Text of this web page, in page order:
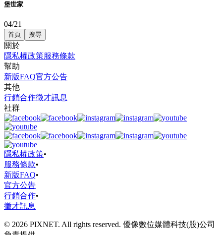
堡世家
04/21
首頁 搜尋
關於
隱私權政策服務條款
幫助
新版FAQ官方公告
其他
行銷合作徵才訊息
社群
隱私權政策•
服務條款•
新版FAQ•
官方公告
行銷合作•
徵才訊息
© 2026 PIXNET. All rights reserved. 優像數位媒體科技(股)公司